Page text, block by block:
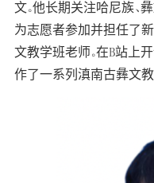
文。他长期关注哈尼族、
为志愿者参加并担任了
文教学班老师。在B站上
作了一系列滇南古彝文教